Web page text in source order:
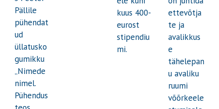
Pällile
pühendat
ud
üllatusko
gumikku
„Nimede
nimel.
Pühendus
kuus 400-
eurost
stipendiu
mi.
ettevõtja
te ja
avalikkus
e
tähelepan
u avaliku
ruumi
võõrkeele